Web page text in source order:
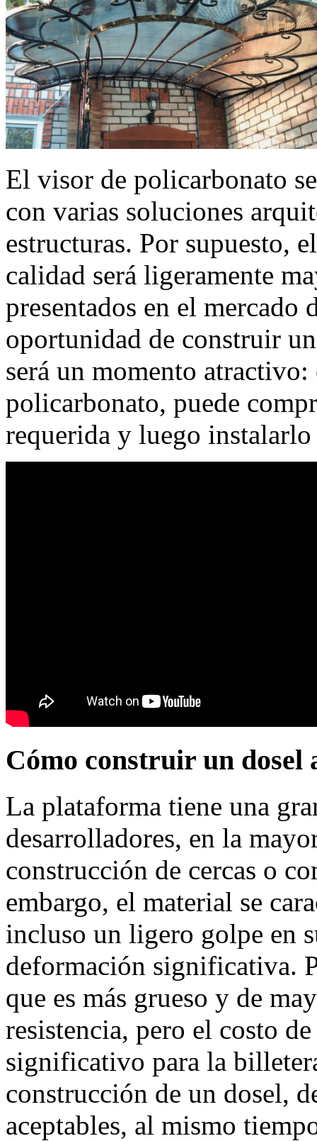
El visor de policarbonato
con varias soluciones
estructuras. Por supuesto,
calidad será ligeramente
presentados en el mercado
oportunidad de construir
será un momento
policarbonato, puede
requerida y luego
Cómo construir un
La plataforma tiene una
desarrolladores, en la
construcción de cercas o
embargo, el material se
incluso un ligero golpe en
deformación significativa.
que es más grueso y de
resistencia, pero el costo
significativo para la
construcción de un dosel,
aceptables, al mismo